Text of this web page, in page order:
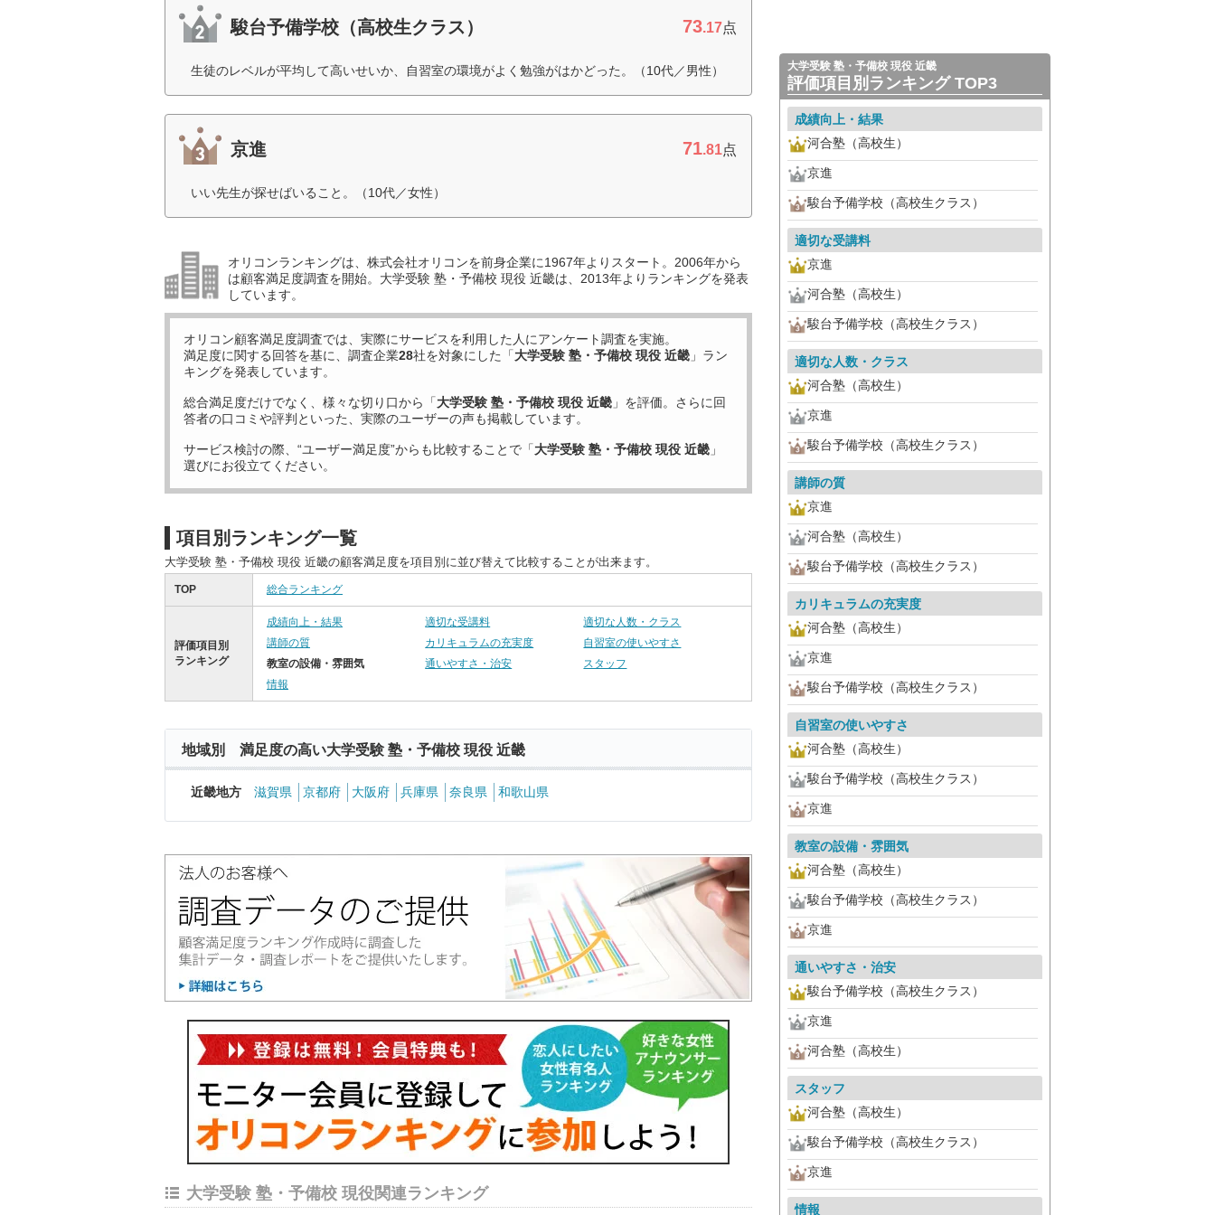
駿台予備学校（高校生クラス） 73.17点
生徒のレベルが平均して高いせいか、自習室の環境がよく勉強がはかどった。（10代／男性）
京進 71.81点
いい先生が探せばいること。（10代／女性）
オリコンランキングは、株式会社オリコンを前身企業に1967年よりスタート。2006年から
は顧客満足度調査を開始。大学受験 塾・予備校 現役 近畿は、2013年よりランキングを発表
しています。
オリコン顧客満足度調査では、実際にサービスを利用した 人にアンケート調査を実施。
満足度に関する回答を基に、調査企業28社を対象にした「大学受験 塾・予備校 現役 近畿 」ラン
キングを発表しています。
総合満足度だけでなく、様々な切り口から「大学受験 塾・予備校 現役 近畿 」を評価。さらに回
答者の口コミや評判といった、実際のユーザーの声も掲載しています。
サービス検討の際、“ユーザー満足度”からも比較することで「大学受験 塾・予備校 現役 近畿 」
選びにお役立てください。
項目別ランキング一覧
大学受験 塾・予備校 現役 近畿の顧客満足度を項目別に並び替えて比較することが出来ます。
TOP 総合ランキング
評価項目別
ランキング
成績向上・結果 適切な受講料
適切な人数・クラス
講師の質
カリキュラムの充実度
自習室の使いやすさ
教室の設備・雰囲気
通いやすさ・治安
スタッフ
情報
地域別 満足度の高い大学受験 塾・予備校 現役 近畿
近畿地方 滋賀県 京都府 大阪府 兵庫県 奈良県 和歌山県
大学受験 塾・予備校 現役関連ランキング
大学受験 塾・予備校 現役 近畿
評価項目別ランキング TOP3
成績向上・結果
河合塾（高校生）
京進
駿台予備学校（高校生クラス）
適切な受講料
京進
河合塾（高校生）
駿台予備学校（高校生クラス）
適切な人数・クラス
河合塾（高校生）
京進
駿台予備学校（高校生クラス）
講師の質
京進
河合塾（高校生）
駿台予備学校（高校生クラス）
カリキュラムの充実度
河合塾（高校生）
京進
駿台予備学校（高校生クラス）
自習室の使いやすさ
河合塾（高校生）
駿台予備学校（高校生クラス）
京進
教室の設備・雰囲気
河合塾（高校生）
駿台予備学校（高校生クラス）
京進
通いやすさ・治安
駿台予備学校（高校生クラス）
京進
河合塾（高校生）
スタッフ
河合塾（高校生）
駿台予備学校（高校生クラス）
京進
情報